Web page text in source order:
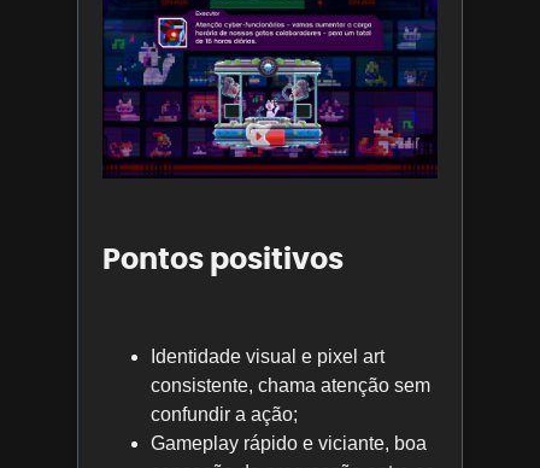
Pontos positivos
Identidade visual e pixel art
consistente, chama atenção sem
confundir a ação;
Gameplay rápido e viciante, boa